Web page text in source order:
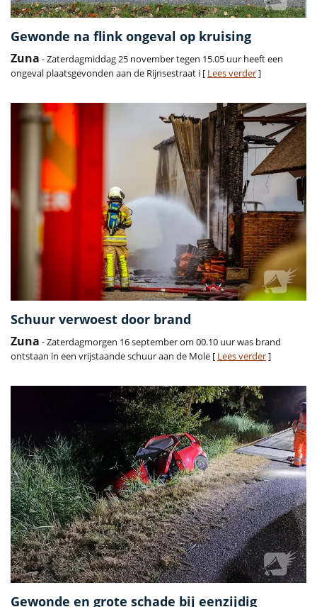
Gewonde na flink ongeval op kruising
Zuna - Zaterdagmiddag 25 november tegen 15.05 uur heeft een
ongeval plaatsgevonden aan de Rijnsestraat i [ Lees verder]
Schuur verwoest door brand
Zuna - Zaterdagmorgen 16 september om 00.10 uur was brand
ontstaan in een vrijstaande schuur aan de Mole [ Lees verder]
Gewonde en grote schade bij eenzijdig